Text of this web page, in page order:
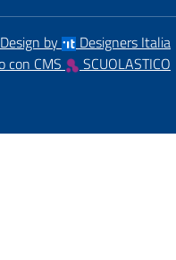
by
Designers Italia
con CMS
SCUOLASTICO